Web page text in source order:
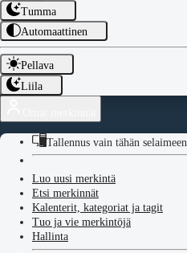
Tumma
Automaattinen
Pellava
Liila
Tallennus vain tähän selaimeen
Luo uusi merkintä
Etsi merkinnät
Kalenterit, kategoriat ja tagit
Tuo ja vie merkintöjä
Hallinta